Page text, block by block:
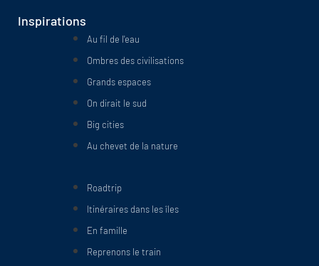
Inspirations
Au fil de l'eau
Ombres des civilisations
Grands espaces
On dirait le sud
Big cities
Au chevet de la nature
Roadtrip
Itinéraires dans les îles
En famille
Reprenons le train